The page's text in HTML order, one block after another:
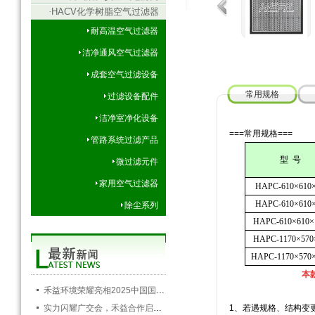
· HACV化学树脂空气过滤器
耐高温空气过滤器
洁净通风空气过滤器
成套空气过滤设备
过滤设备配件
洁净室净化设备
管路系统过滤产品
微过滤元件
家用空气过滤器
除尘系列
禾益环境荣耀亮相2025中国国际空调通风制冷及冷链产业展览会，以创新科技引领行业未来
实力闪耀广交会，禾益合作启新程——禾益环境第138届广交会圆满落幕
常用规格
===常用规格===
型 号
HAPC-
HAPC-
HAPC-
HAPC-
HAPC-
本
1、若遇规格、结构变